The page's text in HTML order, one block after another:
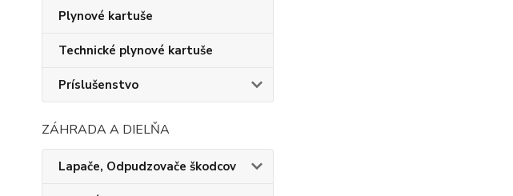
Plynové kartuše
Technické plynové kartuše
Príslušenstvo
ZÁHRADA A DIELŇA
Lapače, Odpudzovače škodcov